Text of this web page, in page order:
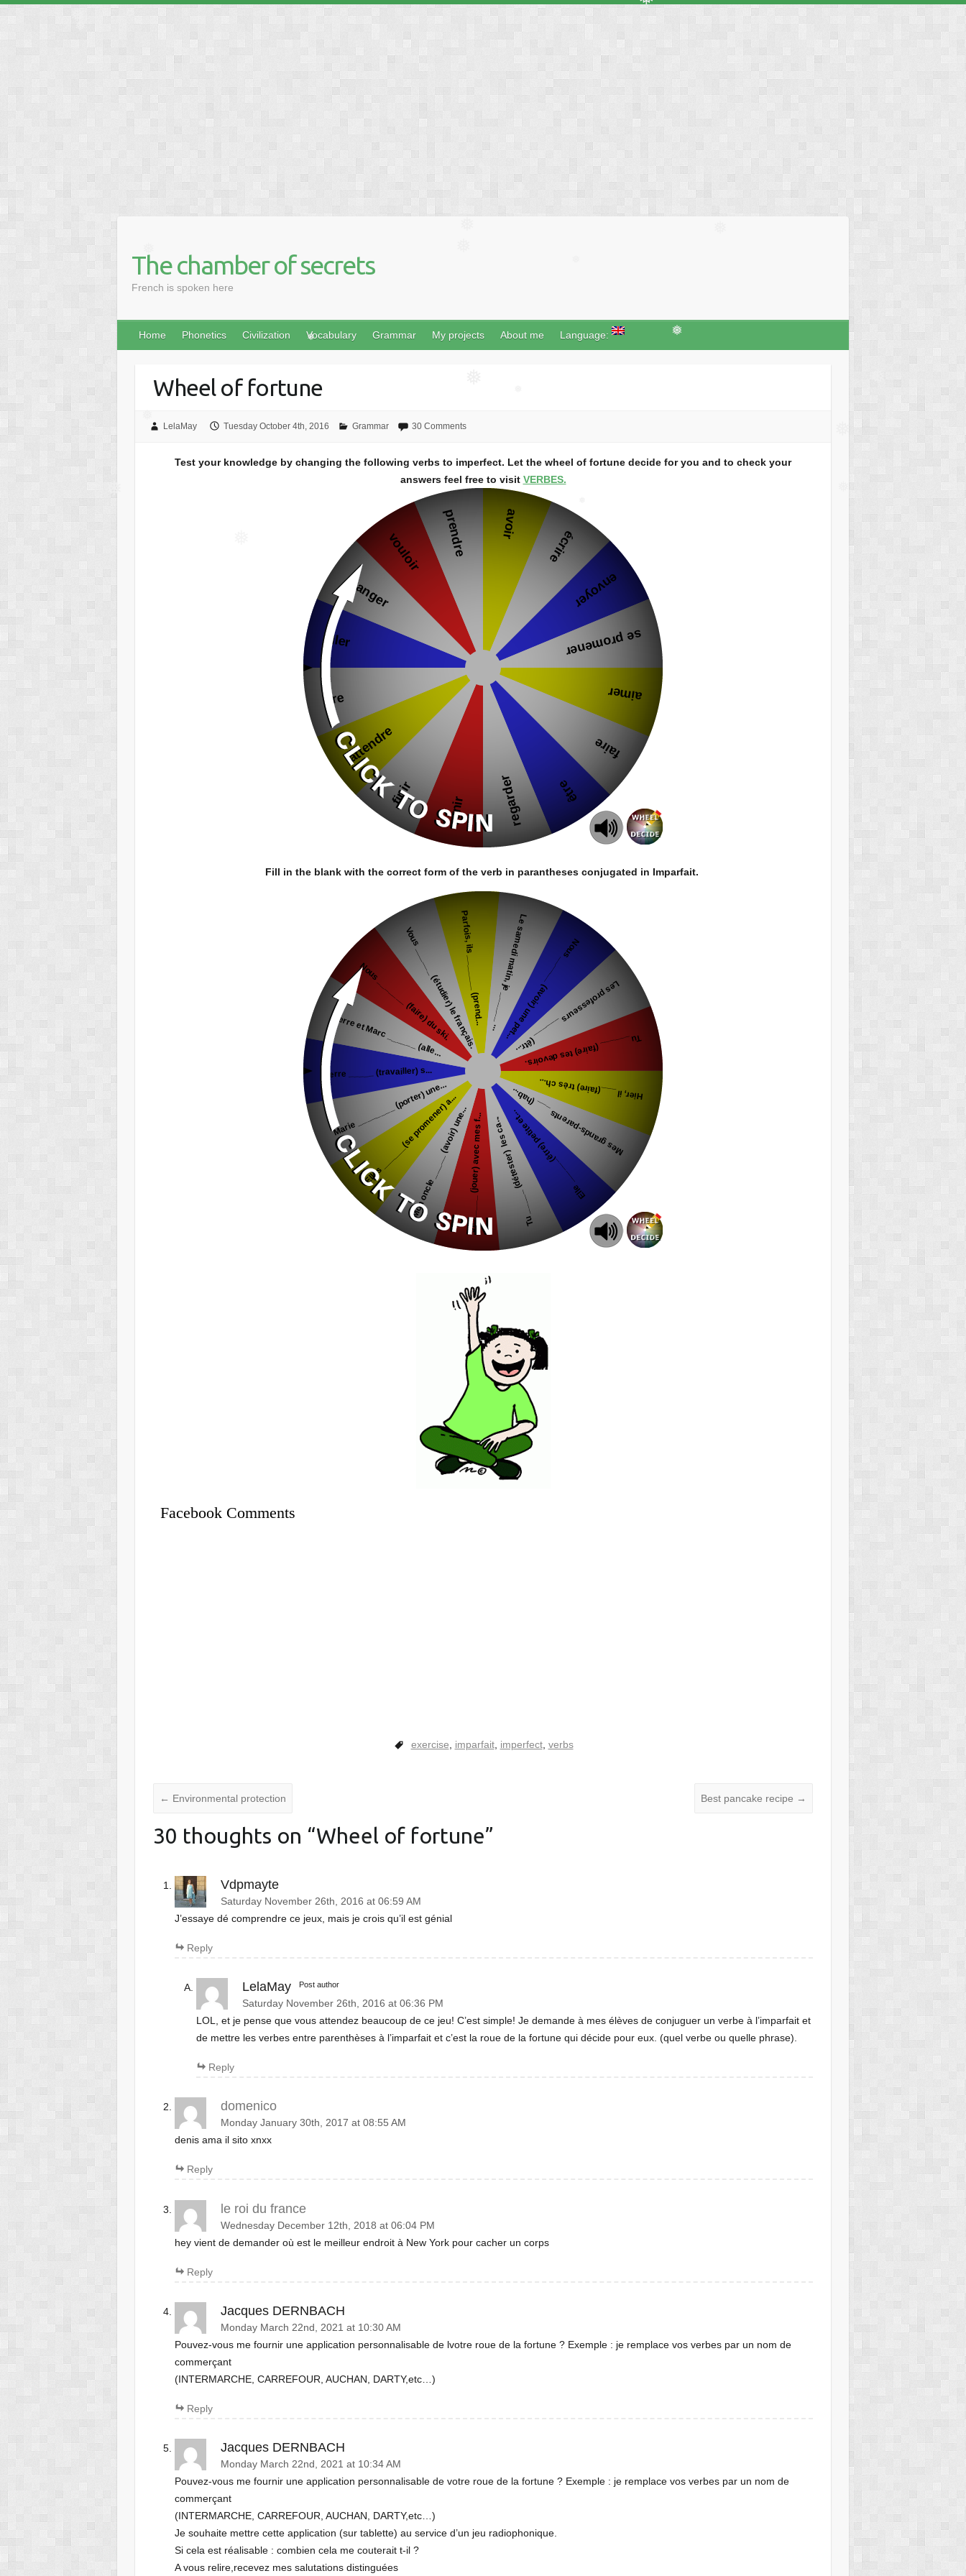
❅
❅
The chamber of secrets
French is spoken here
Home Phonetics Civilization Vocabulary Grammar My projects About me Language:
Wheel of fortune
LelaMay Tuesday October 4th, 2016 Grammar 30 Comments
Test your knowledge by changing the following verbs to imperfect. Let the wheel of fortune decide for you and to check your
answers feel free to visit VERBES.
Fill in the blank with the correct form of the verb in parantheses conjugated in Imparfait.
Facebook Comments
exercise, imparfait, imperfect, verbs
← Environmental protection Best pancake recipe →
30 thoughts on “Wheel of fortune”
Vdpmayte
Saturday November 26th, 2016 at 06:59 AM
J’essaye dé comprendre ce jeux, mais je crois qu’il est génial
Reply
LelaMay Post author
Saturday November 26th, 2016 at 06:36 PM
LOL, et je pense que vous attendez beaucoup de ce jeu! C’est simple! Je demande à mes élèves de conjuguer un verbe à l’imparfait et
de mettre les verbes entre parenthèses à l’imparfait et c’est la roue de la fortune qui décide pour eux. (quel verbe ou quelle phrase).
Reply
domenico
Monday January 30th, 2017 at 08:55 AM
denis ama il sito xnxx
Reply
le roi du france
Wednesday December 12th, 2018 at 06:04 PM
hey vient de demander où est le meilleur endroit à New York pour cacher un corps
Reply
Jacques DERNBACH
Monday March 22nd, 2021 at 10:30 AM
Pouvez-vous me fournir une application personnalisable de lvotre roue de la fortune ? Exemple : je remplace vos verbes par un nom de
commerçant
(INTERMARCHE, CARREFOUR, AUCHAN, DARTY,etc…)
Reply
Jacques DERNBACH
Monday March 22nd, 2021 at 10:34 AM
Pouvez-vous me fournir une application personnalisable de votre roue de la fortune ? Exemple : je remplace vos verbes par un nom de
commerçant
(INTERMARCHE, CARREFOUR, AUCHAN, DARTY,etc…)
Je souhaite mettre cette application (sur tablette) au service d’un jeu radiophonique.
Si cela est réalisable : combien cela me couterait t-il ?
A vous relire,recevez mes salutations distinguées